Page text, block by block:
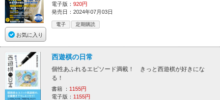
お気に入り
電子版： 920円
発売日：2024年07月03日
電子 定期購読
西遊棋の日常
個性あふれるエピソード満載！ きっと西遊棋が好きにな
る！
書籍 ： 1155円
電子版： 1155円